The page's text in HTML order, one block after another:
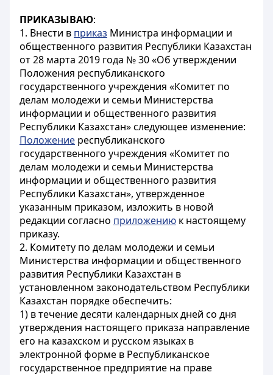
ПРИКАЗЫВАЮ:
1. Внести в приказ Министра информации и
общественного развития Республики Казахстан
от 28 марта 2019 года № 30 «Об утверждении
Положения республиканского
государственного учреждения «Комитет по
делам молодежи и семьи Министерства
информации и общественного развития
Республики Казахстан» следующее изменение:
Положение республиканского
государственного учреждения «Комитет по
делам молодежи и семьи Министерства
информации и общественного развития
Республики Казахстан», утвержденное
указанным приказом, изложить в новой
редакции согласно приложению к настоящему
приказу.
2. Комитету по делам молодежи и семьи
Министерства информации и общественного
развития Республики Казахстан в
установленном законодательством Республики
Казахстан порядке обеспечить:
1) в течение десяти календарных дней со дня
утверждения настоящего приказа направление
его на казахском и русском языках в
электронной форме в Республиканское
государственное предприятие на праве